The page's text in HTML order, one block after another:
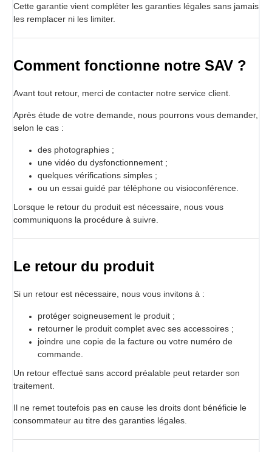
Cette garantie vient compléter les garanties légales sans jamais
les remplacer ni les limiter.
Comment fonctionne notre SAV ?
Avant tout retour, merci de contacter notre service client.
Après étude de votre demande, nous pourrons vous demander,
selon le cas :
des photographies ;
une vidéo du dysfonctionnement ;
quelques vérifications simples ;
ou un essai guidé par téléphone ou visioconférence.
Lorsque le retour du produit est nécessaire, nous vous
communiquons la procédure à suivre.
Le retour du produit
Si un retour est nécessaire, nous vous invitons à :
protéger soigneusement le produit ;
retourner le produit complet avec ses accessoires ;
joindre une copie de la facture ou votre numéro de
commande.
Un retour effectué sans accord préalable peut retarder son
traitement.
Il ne remet toutefois pas en cause les droits dont bénéficie le
consommateur au titre des garanties légales.